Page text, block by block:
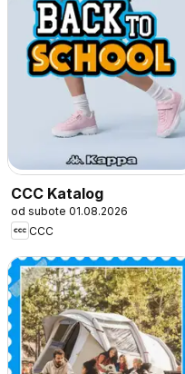
CCC Katalog
od subote 01.08.2026
CCC